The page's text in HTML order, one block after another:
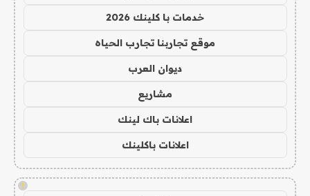
خدمات با كلينك 2026
موقع تجاربنا تجارب الحياه
ديوان العرب
مشاريع
اعلانات باك لينك
اعلانات باكلينك
!